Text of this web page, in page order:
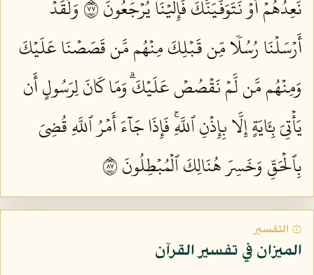
نَعِدُهُمۡ أَوۡ نَتَوَفَّيَنَّكَ فَإِلَيۡنَا يُرۡجَعُونَ ٧٧
وَلَقَدۡ
أَرۡسَلۡنَا رُسُلٗا مِّن قَبۡلِكَ مِنۡهُم مَّن قَصَصۡنَا عَلَيۡكَ
وَمِنۡهُم مَّن لَّمۡ نَقۡصُصۡ عَلَيۡكَۗ وَمَا كَانَ لِرَسُولٍ أَن
يَأۡتِيَ بِـَٔايَةٍ إِلَّا بِإِذۡنِ ٱللَّهِۚ فَإِذَا جَآءَ أَمۡرُ ٱللَّهِ قُضِيَ
بِٱلۡحَقِّ وَخَسِرَ هُنَالِكَ ٱلۡمُبۡطِلُونَ ٧٨
۞ التفسير
الميزان في تفسير القرآن